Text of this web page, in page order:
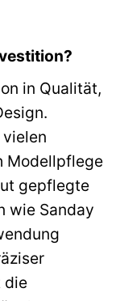
in Qualität,
Modellpflege
gepflegte
wie Sanday
die